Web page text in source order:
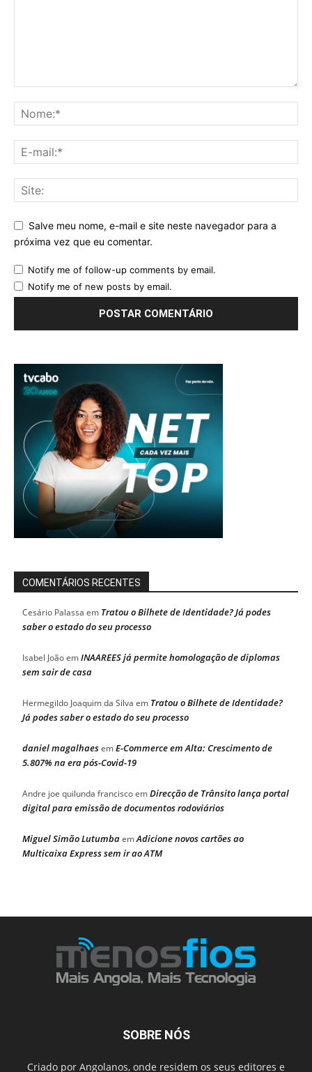
Salve meu nome, e-mail e site neste navegador para a
próxima vez que eu comentar.
Notify me of follow-up comments by email.
Notify me of new posts by email.
COMENTÁRIOS RECENTES
Cesário Palassa em Tratou o Bilhete de Identidade? Já podes
saber o estado do seu processo
Isabel JoãoemINAAREES já permite homologação de diplomas
sem sair de casa
Hermegildo Joaquim da Silva em Tratou o Bilhete de Identidade?
Já podes saber o estado do seu processo
daniel magalhaesemE-Commerce em Alta: Crescimento de
5.807% na era pós-Covid-19
Andre joe quilunda franciscoemDirecção de Trânsito lança portal
digital para emissão de documentos rodoviários
Miguel Simão LutumbaemAdicione novos cartões ao
Multicaixa Express sem ir ao ATM
SOBRE NÓS
Criado por Angolanos, onde residem os seus editores e